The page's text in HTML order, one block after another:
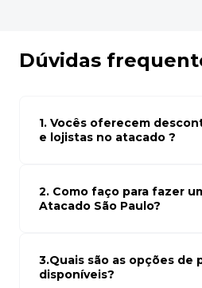
Dúvidas
1. Vocês oferecem
e lojistas no atacado ?
atacado empresas e compre com
para seu modelo de negócio
2. Como faço para fazer
Atacado São Paulo?
carrinho. Em seguida, siga as
compra. Se precisar de ajuda,
está à disposição para auxiliá-lo.
3.Quais são as opções de
disponíveis?